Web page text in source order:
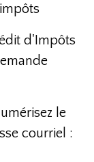
d'Impôts
le
courriel :